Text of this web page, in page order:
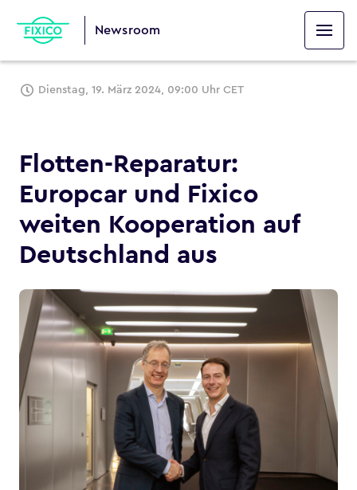
Newsroom
Dienstag, 19. März 2024, 09:00 Uhr CET
Flotten-Reparatur:
Europcar und Fixico
weiten Kooperation auf
Deutschland aus